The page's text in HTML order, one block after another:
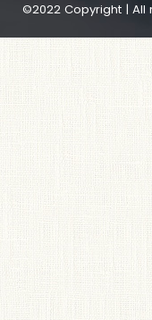
©2022 Copyright | All